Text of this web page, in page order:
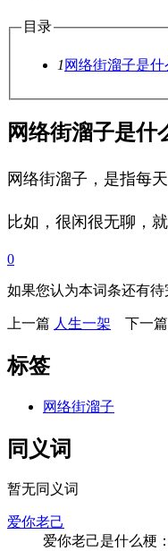
目录
1 网络街溜子是什
网络街溜子是什
网络街溜子，是指每
比如，很闲很无聊，
0
如果您认为本词条还有待
上一篇 人生一架 下一篇
标签
网络街溜子
同义词
暂无同义词
爱你老己
爱你老己是什么梗